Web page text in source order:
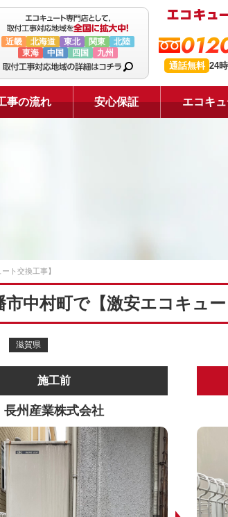
近畿 北海道 東北 関東
北陸
東海
中国 四国 九州
通話無料 24
事の流れ 安心保証 エコキ
ト交換工事】
市中村町で【激安エコキュー
滋賀県
施工前
長州産業株式会社